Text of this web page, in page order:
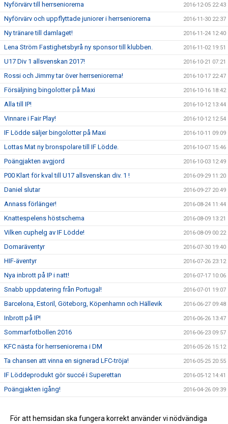
Nyförvärv till herrseniorerna 2016-12-05 22:43
Nyförvärv och uppflyttade juniorer i herrseniorerna 2016-11-30 22:37
Ny tränare till damlaget! 2016-11-24 12:40
Lena Ström Fastighetsbyrå ny sponsor till klubben. 2016-11-02 19:51
U17 Div 1 allsvenskan 2017! 2016-10-21 07:21
Rossi och Jimmy tar över herrseniorerna! 2016-10-17 22:47
Försäljning bingolotter på Maxi 2016-10-16 18:42
Alla till IP! 2016-10-12 13:44
Vinnare i Fair Play! 2016-10-12 12:54
IF Lödde säljer bingolotter på Maxi 2016-10-11 09:09
Lottas Mat ny bronspolare till IF Lödde. 2016-10-07 15:46
Poängjakten avgjord 2016-10-03 12:49
P00 Klart för kval till U17 allsvenskan div. 1 ! 2016-09-29 11:20
Daniel slutar 2016-09-27 20:49
Annass förlänger! 2016-08-24 11:44
Knattespelens höstschema 2016-08-09 13:21
Vilken cuphelg av IF Lödde! 2016-08-09 00:22
Domaräventyr 2016-07-30 19:40
HIF-äventyr 2016-07-26 23:12
Nya inbrott på IP i natt! 2016-07-17 10:06
Snabb uppdatering från Portugal! 2016-07-01 19:07
Barcelona, Estoril, Göteborg, Köpenhamn och Hällevik 2016-06-27 09:48
Inbrott på IP! 2016-06-26 13:47
Sommarfotbollen 2016 2016-06-23 09:57
KFC nästa för herrseniorerna i DM 2016-05-26 15:12
Ta chansen att vinna en signerad LFC-tröja! 2016-05-25 20:55
IF Löddeprodukt gör succé i Superettan 2016-05-12 14:41
Poängjakten igång! 2016-04-26 09:39
Nu är vi live med nya sidan! 2016-04-01 06:20
För att hemsidan ska fungera korrekt använder vi nödvändiga